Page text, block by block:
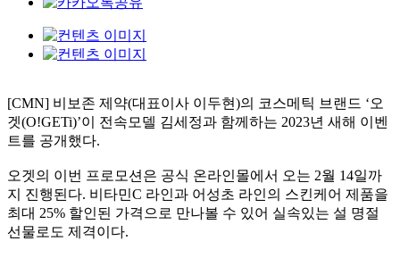
[CMN] 비보존 제약(대표이사 이두현)의 코스메틱 브랜드 ‘오
겟(O!GETi)’이 전속모델 김세정과 함께하는 2023년 새해 이벤
트를 공개했다.
오겟의 이번 프로모션은 공식 온라인몰에서 오는 2월 14일까
지 진행된다. 비타민C 라인과 어성초 라인의 스킨케어 제품을
최대 25% 할인된 가격으로 만나볼 수 있어 실속있는 설 명절
선물로도 제격이다.